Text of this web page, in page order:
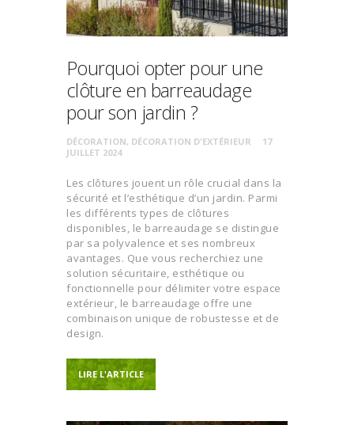
Pourquoi opter pour une
clôture en barreaudage
pour son jardin ?
DÉCORATION, DÉCORATION D'EXTÉRIEUR
17
JUILLET 2024
Les clôtures jouent un rôle crucial dans la
sécurité et l’esthétique d’un jardin. Parmi
les différents types de clôtures
disponibles, le barreaudage se distingue
par sa polyvalence et ses nombreux
avantages. Que vous recherchiez une
solution sécuritaire, esthétique ou
fonctionnelle pour délimiter votre espace
extérieur, le barreaudage offre une
combinaison unique de robustesse et de
design.
LIRE L'ARTICLE